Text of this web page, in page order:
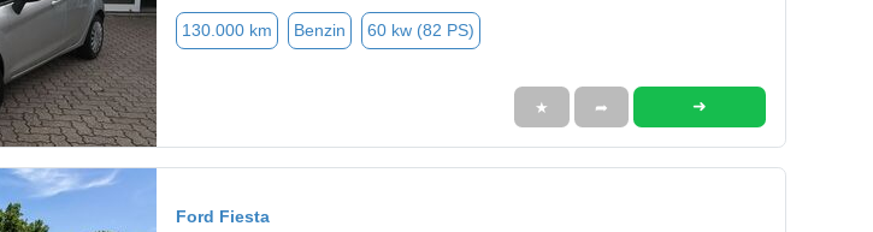
130.000 km Benzin 60 kw (82 PS)
★ ➦ ➜
Ford Fiesta